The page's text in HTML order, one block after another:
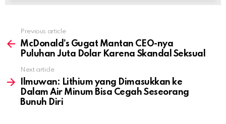
more
Previous article
McDonald’s Gugat Mantan CEO-nya
Puluhan Juta Dolar Karena Skandal Seksual
Next article
Ilmuwan: Lithium yang Dimasukkan ke
Dalam Air Minum Bisa Cegah Seseorang
Bunuh Diri